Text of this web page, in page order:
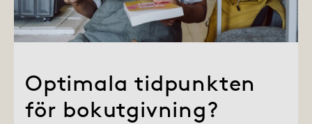
Optimala tidpunkten
för bokutgivning?